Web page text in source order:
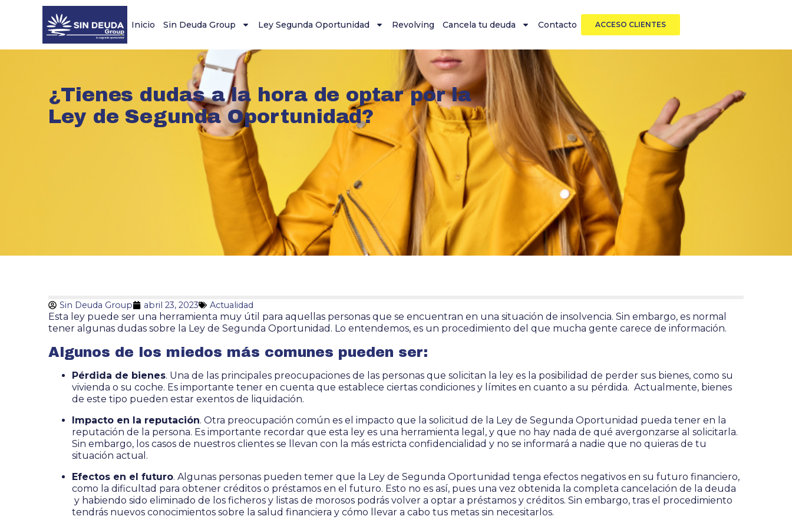
Inicio Sin Deuda Group Ley Segunda Oportunidad Revolving Cancela tu deuda Contacto ACCESO CLIENTES
¿Tienes dudas a la hora de optar por la
Ley de Segunda Oportunidad?
Sin Deuda Group abril 23, 2023 Actualidad
Esta ley puede ser una herramienta muy útil para aquellas personas que se encuentran en una situación de insolvencia. Sin embargo, es normal
tener algunas dudas sobre la Ley de Segunda Oportunidad. Lo entendemos, es un procedimiento del que mucha gente carece de información.
Algunos de los miedos más comunes pueden ser:
Pérdida de bienes. Una de las principales preocupaciones de las personas que solicitan la ley es la posibilidad de perder sus bienes, como su
vivienda o su coche. Es importante tener en cuenta que establece ciertas condiciones y límites en cuanto a su pérdida. Actualmente, bienes
de este tipo pueden estar exentos de liquidación.
Impacto en la reputación. Otra preocupación común es el impacto que la solicitud de la Ley de Segunda Oportunidad pueda tener en la
reputación de la persona. Es importante recordar que esta ley es una herramienta legal, y que no hay nada de qué avergonzarse al solicitarla.
Sin embargo, los casos de nuestros clientes se llevan con la más estricta confidencialidad y no se informará a nadie que no quieras de tu
situación actual.
Efectos en el futuro. Algunas personas pueden temer que la Ley de Segunda Oportunidad tenga efectos negativos en su futuro financiero,
como la dificultad para obtener créditos o préstamos en el futuro. Esto no es así, pues una vez obtenida la completa cancelación de la deuda
y habiendo sido eliminado de los ficheros y listas de morosos podrás volver a optar a préstamos y créditos. Sin embargo, tras el procedimiento
tendrás nuevos conocimientos sobre la salud financiera y cómo llevar a cabo tus metas sin necesitarlos.